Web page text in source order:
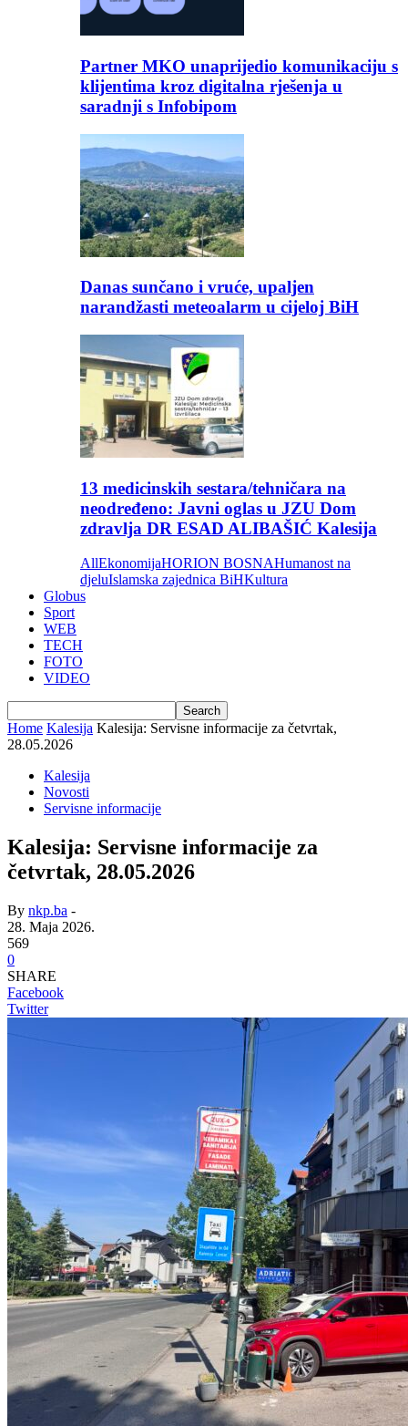
Partner MKO unaprijedio komunikaciju s
klijentima kroz digitalna rješenja u
saradnji s Infobipom
Danas sunčano i vruće, upaljen
narandžasti meteoalarm u cijeloj BiH
13 medicinskih sestara/tehničara na
neodređeno: Javni oglas u JZU Dom
zdravlja DR ESAD ALIBAŠIĆ Kalesija
AllEkonomijaHORION BOSNAHumanost na
djeluIslamska zajednica BiHKultura
Globus
Sport
WEB
TECH
FOTO
VIDEO
Home Kalesija Kalesija: Servisne informacije za četvrtak,
28.05.2026
Kalesija
Novosti
Servisne informacije
Kalesija: Servisne informacije za
četvrtak, 28.05.2026
By nkp.ba -
28. Maja 2026.
569
0
SHARE
Facebook
Twitter